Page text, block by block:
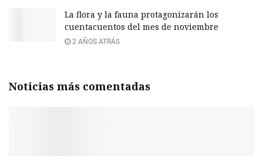
La flora y la fauna protagonizarán los
cuentacuentos del mes de noviembre
2 AÑOS ATRÁS
Noticias más comentadas